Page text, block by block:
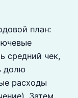
план:
средний чек,
долю
расходы
Затем